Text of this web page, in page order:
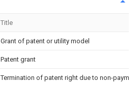
Title
Grant of patent or utility model
Patent grant
Termination of patent right due to non-